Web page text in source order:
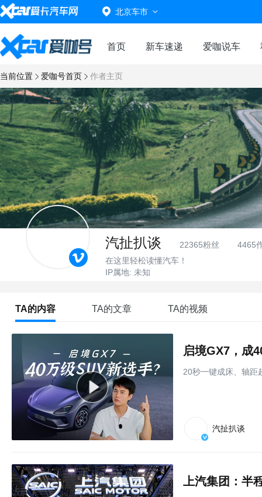
北京车市
首页 新车速递 爱咖说车
当前位置 爱咖号首页 作者主页
汽扯扒谈 22365粉丝
4465
在这里轻松读懂汽车！
IP属地: 未知
TA的内容 TA的文章 TA的视频
启境GX7，成
20秒一键成床、轴距
汽扯扒谈
上汽集团：半